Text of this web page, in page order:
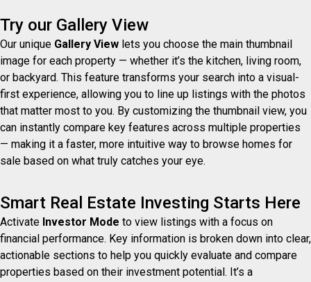
Try our Gallery View
Our unique Gallery View lets you choose the main thumbnail
image for each property — whether it’s the kitchen, living room,
or backyard. This feature transforms your search into a visual-
first experience, allowing you to line up listings with the photos
that matter most to you. By customizing the thumbnail view, you
can instantly compare key features across multiple properties
— making it a faster, more intuitive way to browse homes for
sale based on what truly catches your eye.
Smart Real Estate Investing Starts Here
Activate Investor Mode to view listings with a focus on
financial performance. Key information is broken down into clear,
actionable sections to help you quickly evaluate and compare
properties based on their investment potential. It’s a